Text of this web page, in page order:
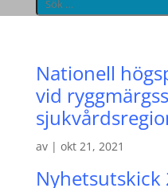
Nationell
vid
av | okt 21, 2021
Nyhetsutskick